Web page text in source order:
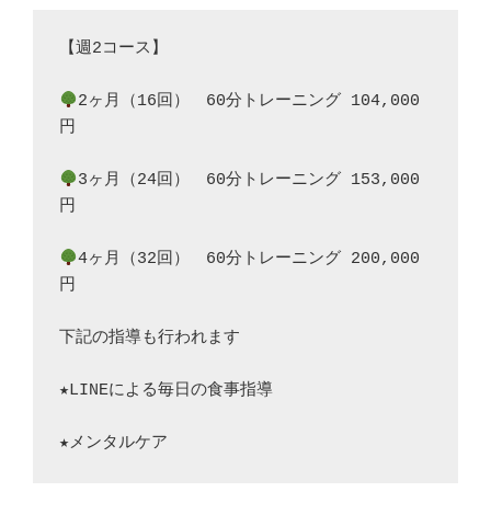
【週2コース】
2ヶ月（16回）　60分トレーニング 104,000
円
3ヶ月（24回）　60分トレーニング 153,000
円
4ヶ月（32回）　60分トレーニング 200,000
円
下記の指導も行われます
★LINEによる毎日の食事指導
★メンタルケア